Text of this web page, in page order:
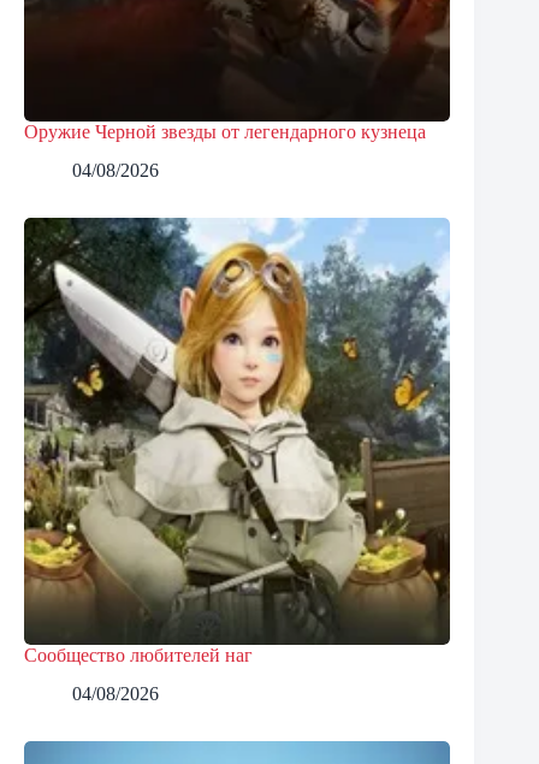
Оружие Черной звезды от легендарного кузнеца
04/08/2026
Сообщество любителей наг
04/08/2026